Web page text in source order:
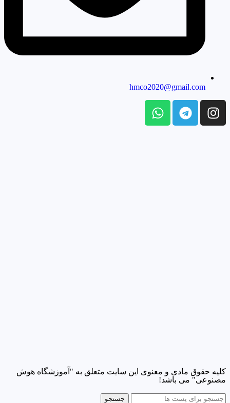
hmco2020@gmail.com
کلیه حقوق مادی و معنوی این سایت متعلق به "آموزشگاه هوش
مصنوعی" می باشد!
جستجو